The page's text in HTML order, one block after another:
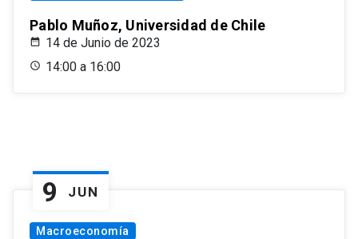
Pablo Muñoz, Universidad de Chile
14 de Junio de 2023
14:00 a 16:00
9 JUN
Macroeconomía